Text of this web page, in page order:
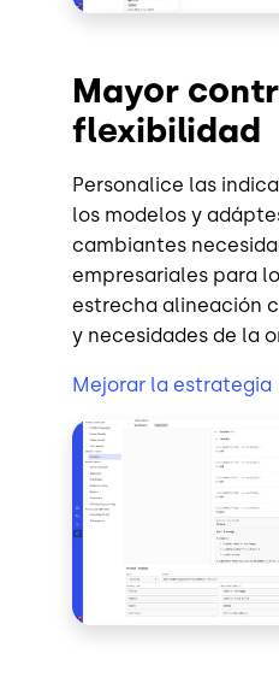
Mayor
flexibilidad
Personalice las
los modelos y
cambiantes
empresariales para
estrecha alineación
y necesidades de la
Mejorar la estrategia
Imagen